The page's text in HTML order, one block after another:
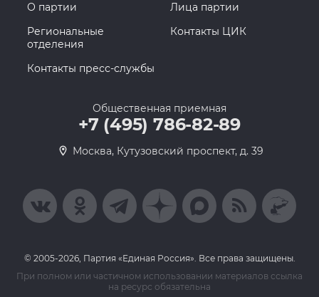
О партии
Лица партии
Региональные
отделения
Контакты ЦИК
Контакты пресс-службы
Общественная приемная
+7 (495) 786-82-89
Москва, Кутузовский проспект, д. 39
© 2005-2026, Партия «Единая Россия». Все права защищены.
При полном или частичном использовании материалов ссылка
на ресурс обязательна